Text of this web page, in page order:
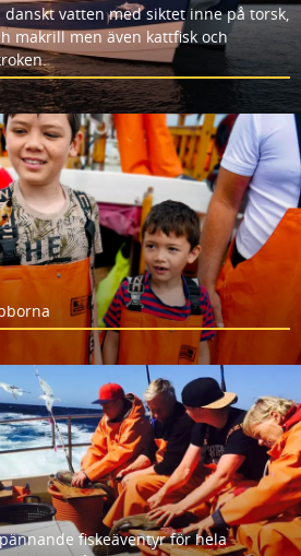
vatten med siktet inne på torsk,
makrill men även kattfisk och
fiskeäventyr för hela